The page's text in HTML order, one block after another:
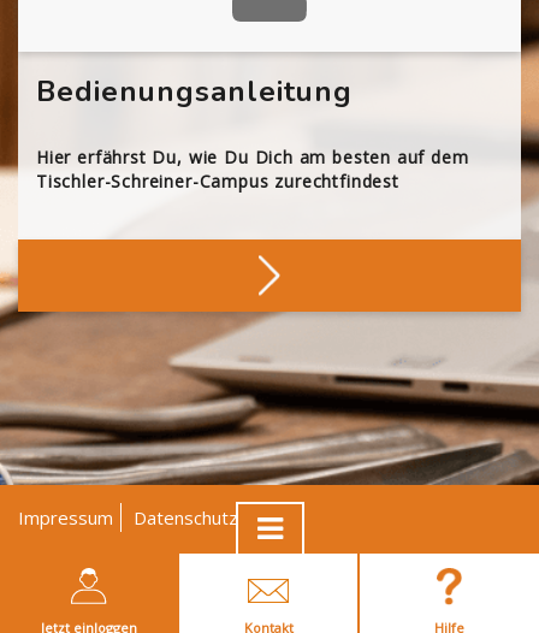
Bedienungsanleitung
Hier erfährst Du, wie Du Dich am besten auf dem
Tischler-Schreiner-Campus zurechtfindest
Impressum Datenschutz
AGB
Jetzt einloggen Kontakt Hilfe